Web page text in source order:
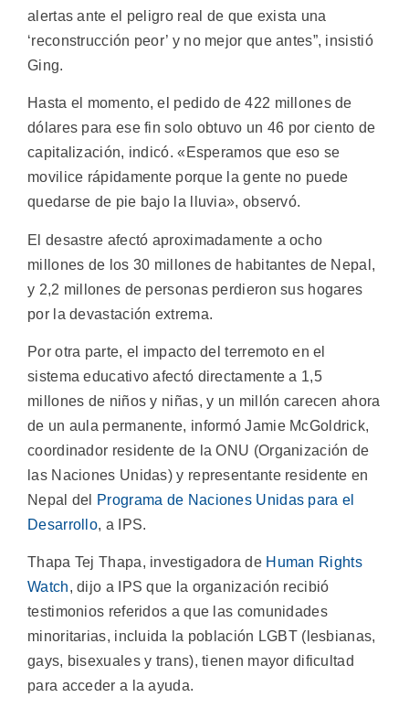
alertas ante el peligro real de que exista una
‘reconstrucción peor’ y no mejor que antes”, insistió
Ging.
Hasta el momento, el pedido de 422 millones de
dólares para ese fin solo obtuvo un 46 por ciento de
capitalización, indicó. «Esperamos que eso se
movilice rápidamente porque la gente no puede
quedarse de pie bajo la lluvia», observó.
El desastre afectó aproximadamente a ocho
millones de los 30 millones de habitantes de Nepal,
y 2,2 millones de personas perdieron sus hogares
por la devastación extrema.
Por otra parte, el impacto del terremoto en el
sistema educativo afectó directamente a 1,5
millones de niños y niñas, y un millón carecen ahora
de un aula permanente, informó Jamie McGoldrick,
coordinador residente de la ONU (Organización de
las Naciones Unidas) y representante residente en
Nepal del
Programa de Naciones Unidas para el
Desarrollo, a IPS.
Thapa Tej Thapa, investigadora deHuman Rights
Watch, dijo a IPS que la organización recibió
testimonios referidos a que las comunidades
minoritarias, incluida la población LGBT (lesbianas,
gays, bisexuales y trans), tienen mayor dificultad
para acceder a la ayuda.